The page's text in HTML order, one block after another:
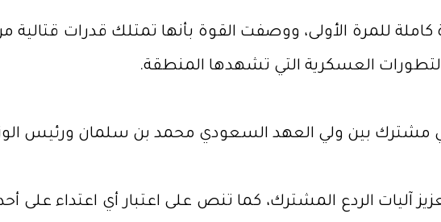
للمرة الأولى، ووصفت القوة بأنها تمتلك قدرات
العسكرية التي تشهدها المنطقة.
آليات الردع المشترك، كما تنص على اعتبار أي اعتداء على